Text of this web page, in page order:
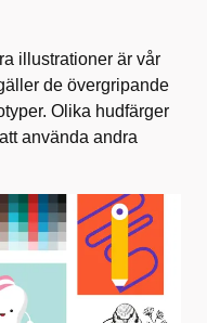
illustrationer är vår
de övergripande
Olika hudfärger
använda andra